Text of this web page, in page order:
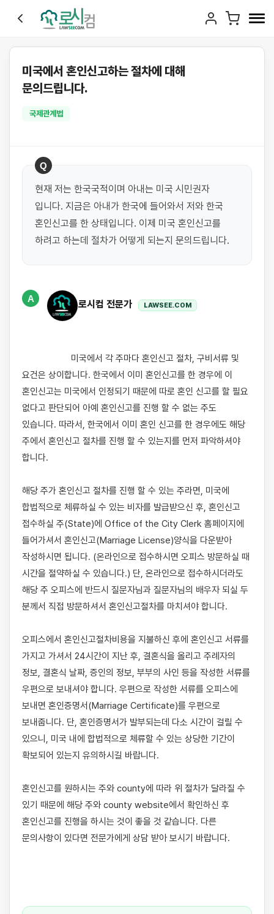
미국에서 혼인신고하는 절차에 대해
문의드립니다.
국제관계법
Q
현재 저는 한국국적이며 아내는 미국 시민권자
입니다. 지금은 아내가 한국에 들어와서 저와 한국
혼인신고를 한 상태입니다. 이제 미국 혼인신고를
하려고 하는데 절차가 어떻게 되는지 문의드립니다.
A
로시컴 전문가 LAWSEE.COM
요건은 상이합니다. 한국에서 이미 혼인신고를 한 경우에 이
혼인신고는 미국에서 인정되기 때문에 따로 혼인 신고를 할 필요
없다고 판단되어 아예 혼인신고를 진행 할 수 없는 주도
있습니다. 따라서, 한국에서 이미 혼인 신고를 한 경우에도 해당
주에서 혼인신고 절차를 진행 할 수 있는지를 먼저 파악하셔야
합니다.
해당 주가 혼인신고 절차를 진행 할 수 있는 주라면, 미국에
합법적으로 체류하실 수 있는 비자를 발급받으신 후, 혼인신고
접수하실 주(State)에 Office of the City Clerk 홈페이지에
들어가셔서 혼인신고(Marriage License)양식을 다운받아
작성하시면 됩니다. (온라인으로 접수하시면 오피스 방문하실 때
시간을 절약하실 수 있습니다.) 단, 온라인으로 접수하시더라도
해당 주 오피스에 반드시 질문자님과 질문자님의 배우자 되실 두
분께서 직접 방문하셔서 혼인신고절차를 마치셔야 합니다.
오피스에서 혼인신고절차비용을 지불하신 후에 혼인신고 서류를
가지고 가셔서 24시간이 지난 후, 결혼식을 올리고 주례자의
정보, 결혼식 날짜, 증인의 정보, 부부의 사인 등을 작성한 서류를
우편으로 보내셔야 합니다. 우편으로 작성한 서류를 오피스에
보내면 혼인증명서(Marriage Certificate)를 우편으로
보내줍니다. 단, 혼인증명서가 발부되는데 다소 시간이 걸릴 수
있으니, 미국 내에 합법적으로 체류할 수 있는 상당한 기간이
확보되어 있는지 유의하시길 바랍니다.
혼인신고를 원하시는 주와 county에 따라 위 절차가 달라질 수
있기 때문에 해당 주와 county website에서 확인하신 후
혼인신고를 진행을 하시는 것이 좋을 것 같습니다. 다른
문의사항이 있다면 전문가에게 상담 받아 보시기 바랍니다.